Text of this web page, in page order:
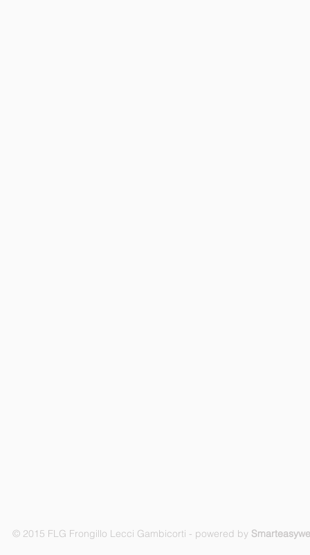
© 2015 FLG Frongillo Lecci Gambicorti - powered by